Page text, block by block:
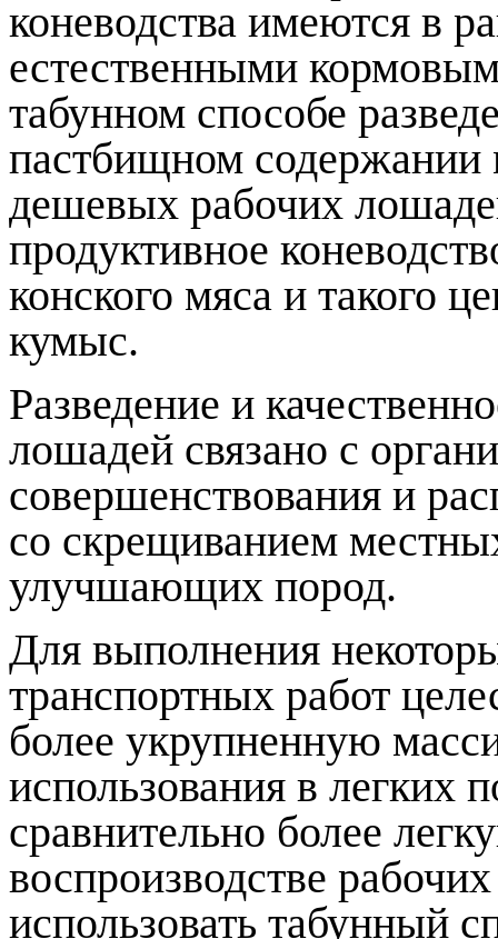
коневодства имеются в
естественными
табунном способе
пастбищном
дешевых рабочих
продуктивное
конского мяса и такого
кумыс.
Разведение и
лошадей связано с
совершенствования и
со скрещиванием
улучшающих пород.
Для выполнения
транспортных работ
более укрупненную
использования в легких
сравнительно более
воспроизводстве
использовать табунный